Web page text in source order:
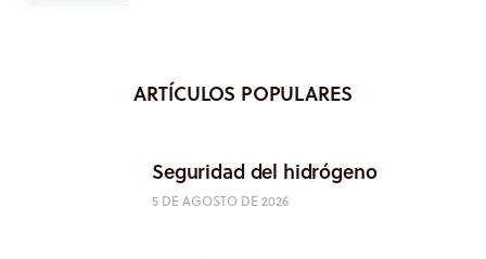
ARTÍCULOS POPULARES
Seguridad del hidrógeno
5 DE AGOSTO DE 2026